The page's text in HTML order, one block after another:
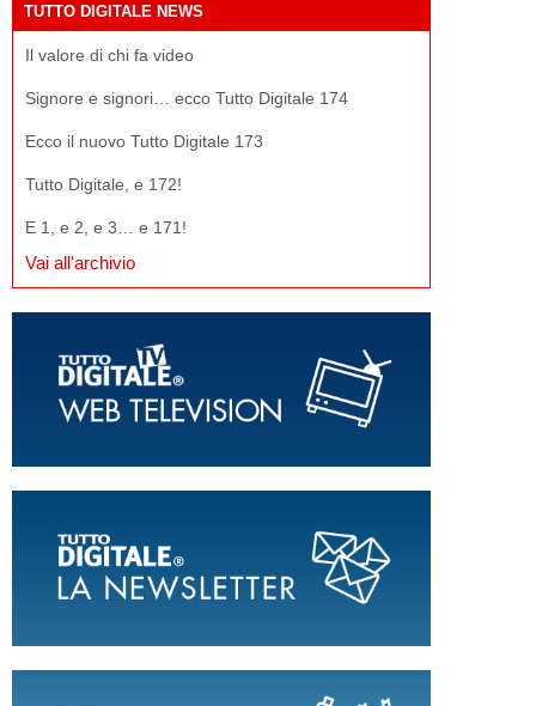
TUTTO DIGITALE NEWS
Il valore di chi fa video
Signore e signori… ecco Tutto Digitale 174
Ecco il nuovo Tutto Digitale 173
Tutto Digitale, e 172!
E 1, e 2, e 3… e 171!
Vai all'archivio